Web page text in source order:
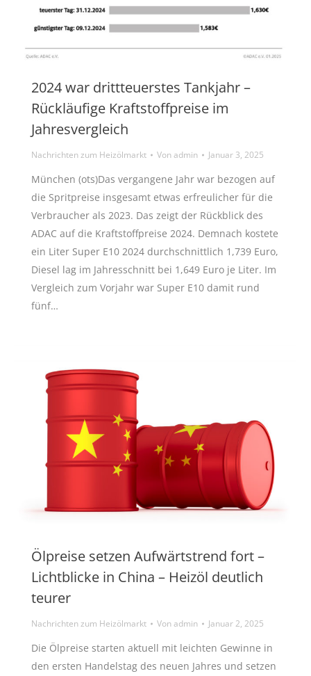
2024 war drittteuerstes Tankjahr –
Rückläufige Kraftstoffpreise im
Jahresvergleich
Nachrichten zum Heizölmarkt Vonadmin Januar 3, 2025
München (ots)Das vergangene Jahr war bezogen auf
die Spritpreise insgesamt etwas erfreulicher für die
Verbraucher als 2023. Das zeigt der Rückblick des
ADAC auf die Kraftstoffpreise 2024. Demnach kostete
ein Liter Super E10 2024 durchschnittlich 1,739 Euro,
Diesel lag im Jahresschnitt bei 1,649 Euro je Liter. Im
Vergleich zum Vorjahr war Super E10 damit rund
fünf…
Ölpreise setzen Aufwärtstrend fort –
Lichtblicke in China – Heizöl deutlich
teurer
Nachrichten zum Heizölmarkt Vonadmin Januar 2, 2025
Die Ölpreise starten aktuell mit leichten Gewinne in
den ersten Handelstag des neuen Jahres und setzen